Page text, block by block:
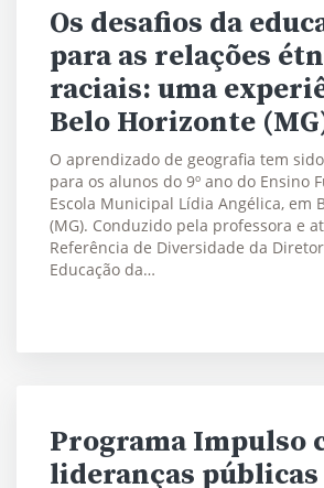
Os desafios da
para as relações
raciais: uma
Belo Horizonte
O aprendizado de geografia tem
para os alunos do 9º ano do Ensino
Escola Municipal Lídia Angélica, em
(MG). Conduzido pela professora e
Referência de Diversidade da
Educação da…
Programa Impulso
lideranças